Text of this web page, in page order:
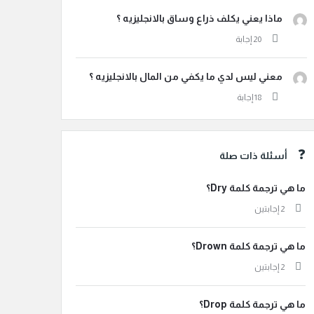
ماذا يعني يكلف ذراع وساق بالانجليزيه ؟
‏‫20 إجابة
معني ليس لدي ما يكفي من المال بالانجليزيه ؟
‏‫18 إجابة
أسئلة ذات صلة
ما هي ترجمة كلمة Dry؟
‫2 إجابتين
ما هي ترجمة كلمة Drown؟
‫2 إجابتين
ما هي ترجمة كلمة Drop؟